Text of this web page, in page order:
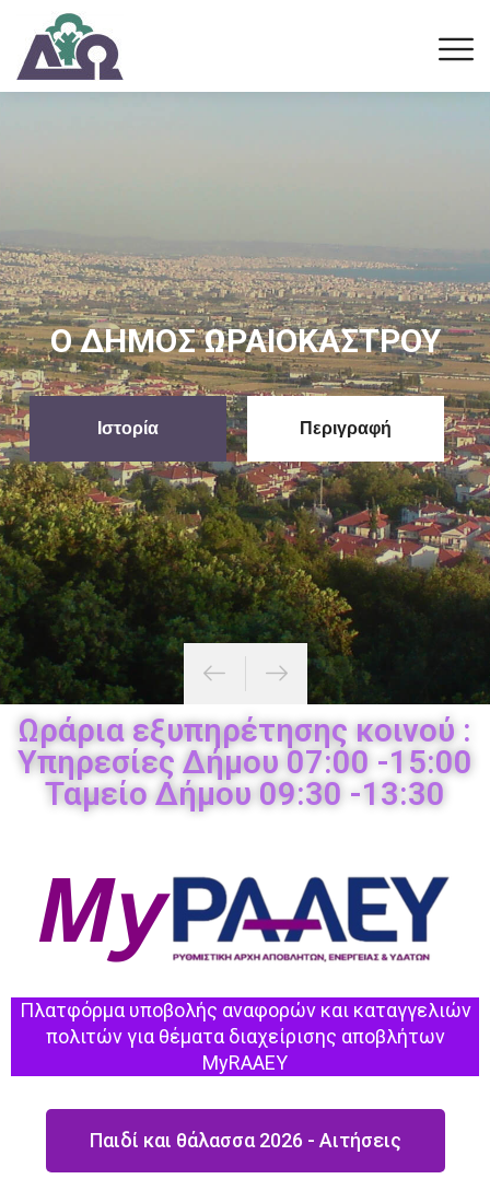
Δημοτικό Συμβούλιο
Δείτε Εδώ Ενημέρωση
Ωράρια εξυπηρέτησης κοινού :
Υπηρεσίες Δήμου 07:00 -15:00
Ταμείο Δήμου 09:30 -13:30
Πλατφόρμα υποβολής αναφορών και καταγγελιών
πολιτών για θέματα διαχείρισης αποβλήτων
MyRAAEY
Παιδί και θάλασσα 2026 - Αιτήσεις